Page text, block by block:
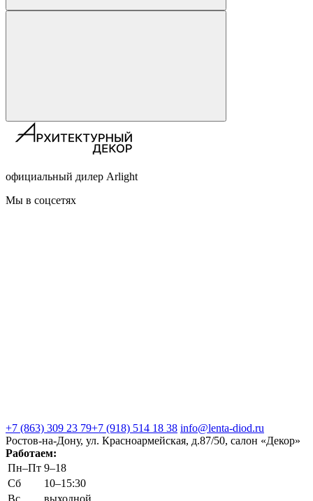
официальный дилер Arlight
Мы в соцсетях
+7 (863) 309 23 79+7 (918) 514 18 38 info@lenta-diod.ru
Ростов-на-Дону, ул. Красноармейская, д.87/50, салон «Декор»
Работаем:
Пн–Пт 9–18
Сб
10–15:30